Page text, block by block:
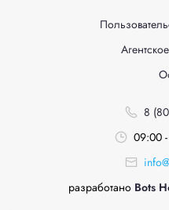
8
09:00
разработано Bots